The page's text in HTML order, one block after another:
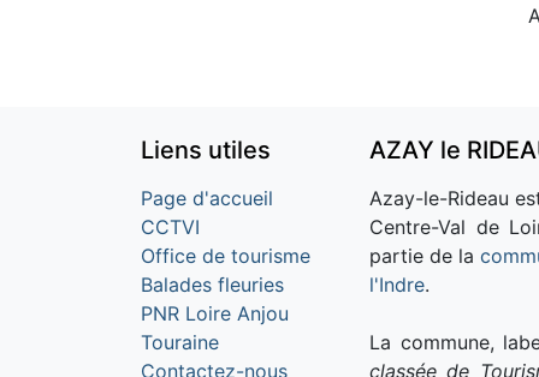
Liens utiles
Page d'accueil
CCTVI
Office de tourisme
Balades fleuries
PNR Loire Anjou
Touraine
Contactez-nous
AZAY le
Azay-le-Rideau
Centre-Val de
partie de la
l'Indre.
La commune,
classée de